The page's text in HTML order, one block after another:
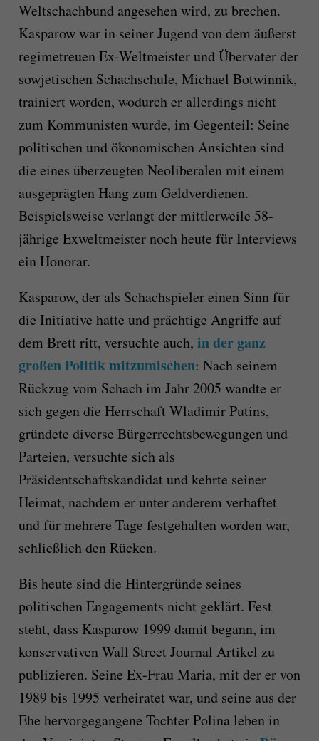
Weltschachbund angesehen wird, zu brechen.
Kasparow war in seiner Jugend von dem äußerst
regimetreuen Ex-Weltmeister und Übervater der
sowjetischen Schachschule, Michael Botwinnik,
trainiert worden, wodurch er allerdings nicht
zum Kommunisten wurde, im Gegenteil: Seine
politischen und ökonomischen Ansichten sind
die eines überzeugten Neoliberalen mit einem
ausgeprägten Hang zum Geldverdienen.
Beispielsweise verlangt der mittlerweile 58-
jährige Exweltmeister noch heute für Interviews
ein Honorar.
Kasparow, der als Schachspieler einen Sinn für
die Initiative hatte und prächtige Angriffe auf
dem Brett ritt, versuchte auch, in der ganz
großen Politik mitzumischen: Nach seinem
Rückzug vom Schach im Jahr 2005 wandte er
sich gegen die Herrschaft Wladimir Putins,
gründete diverse Bürgerrechtsbewegungen und
Parteien, versuchte sich als
Präsidentschaftskandidat und kehrte seiner
Heimat, nachdem er unter anderem verhaftet
und für mehrere Tage festgehalten worden war,
schließlich den Rücken.
Bis heute sind die Hintergründe seines
politischen Engagements nicht geklärt. Fest
steht, dass Kasparow 1999 damit begann, im
konservativen Wall Street Journal Artikel zu
publizieren. Seine Ex-Frau Maria, mit der er von
1989 bis 1995 verheiratet war, und seine aus der
Ehe hervorgegangene Tochter Polina leben in